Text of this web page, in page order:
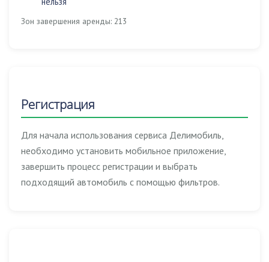
Зон завершения аренды: 213
Регистрация
Для начала использования сервиса Делимобиль,
необходимо установить мобильное приложение,
завершить процесс регистрации и выбрать
подходящий автомобиль с помощью фильтров.